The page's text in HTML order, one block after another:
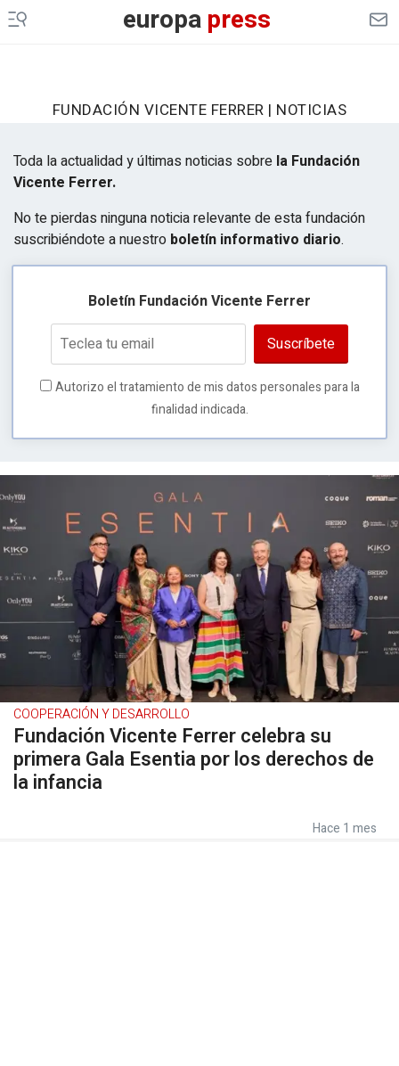
europapress
FUNDACIÓN VICENTE FERRER | NOTICIAS
Toda la actualidad y últimas noticias sobre la Fundación
Vicente Ferrer.
No te pierdas ninguna noticia relevante de esta fundación
suscribiéndote a nuestro boletín informativo diario.
Boletín Fundación Vicente Ferrer
Suscríbete
Autorizo el tratamiento de mis datos personales para la
finalidad indicada.
COOPERACIÓN Y DESARROLLO
Fundación Vicente Ferrer celebra su
primera Gala Esentia por los derechos de
la infancia
Hace 1 mes